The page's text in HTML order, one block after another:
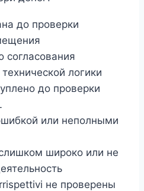
до проверки
согласования
логики
до проверки
или неполными
широко или не
не проверены